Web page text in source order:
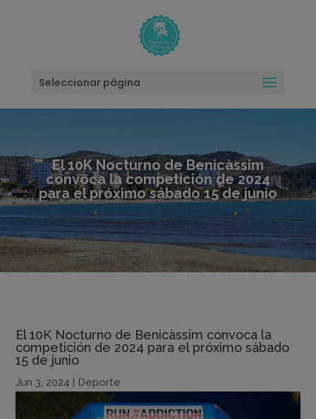
Seleccionar página
El 10K Nocturno de Benicàssim
convoca la competición de 2024
para el próximo sábado 15 de junio
El 10K Nocturno de Benicàssim convoca la
competición de 2024 para el próximo sábado
15 de junio
Jun 3, 2024 | Deporte